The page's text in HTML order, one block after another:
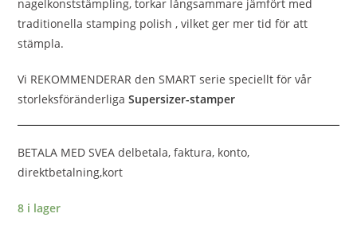
nagelkonststämpling, torkar långsammare jämfört med
traditionella stamping polish , vilket ger mer tid för att
stämpla.
Vi REKOMMENDERAR den SMART serie speciellt för vår
storleksföränderligaSupersizer-stamper
BETALA MED SVEA delbetala, faktura, konto,
direktbetalning,kort
8 i lager